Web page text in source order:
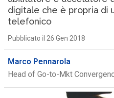
digitale che è propria di
telefonico
Pubblicato il 26 Gen 2018
Marco Pennarola
Head of Go-to-Mkt